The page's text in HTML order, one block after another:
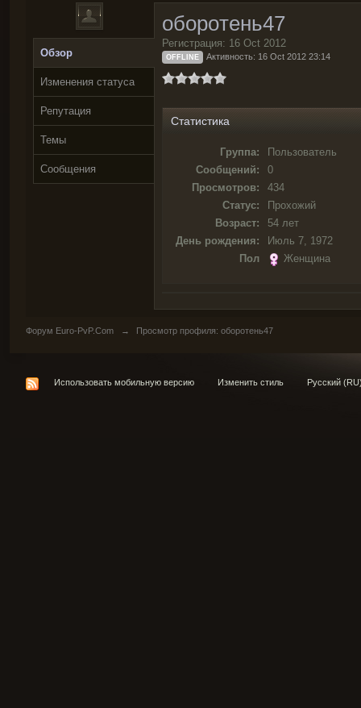
Обзор
Изменения статуса
Репутация
Темы
Сообщения
oбopoтeнь47
Регистрация: 16 Oct 2012
OFFLINE Активность: 16 Oct 2012 23:14
Статистика
Группа:
Пользователь
Сообщений:
0
Просмотров:
434
Статус:
Прохожий
Возраст:
54 лет
День рождения:
Июль 7, 1972
Пол
Женщина
Форум Euro-PvP.Com → Просмотр профиля: oбopoтeнь47
Использовать мобильную версию Изменить стиль Русский